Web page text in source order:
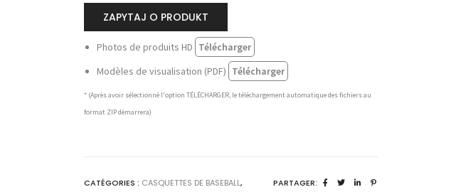
ZAPYTAJ O PRODUKT
Photos de produits HD Télécharger
Modèles de visualisation (PDF) Télécharger
* (Après avoir sélectionné l'option TÉLÉCHARGER, le téléchargement automatique des fichiers au
format ZIP démarrera)
CATÉGORIES : CASQUETTES DE BASEBALL,
PARTAGER: